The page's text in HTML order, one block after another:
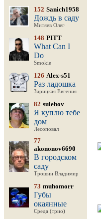
152 Sanich1958
Дождь в саду
Митяев Олег
148 PITT
What Can I
Do
Smokie
126 Alex-s51
Раз ладошка
Зарицкая Евгения
82 sulehov
Я куплю тебе
дом
Лесоповал
77
akononov6690
В городском
саду
Трошин Владимир
73 muhomorr
Губы
окаянные
Среда (трио)